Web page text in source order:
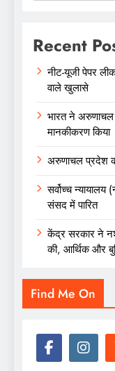
Recent
नीट-यूजी पेपर
वाले खुलासे
भारत ने अरुणाचल
मानकीकरण किया
अरुणाचल प्रदेश
सर्वोच्च
संसद में पारित
केंद्र सरकार ने
की, आर्थिक और
Find Me On